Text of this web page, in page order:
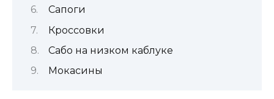
Сапоги
Кроссовки
Сабо на низком каблуке
Мокасины